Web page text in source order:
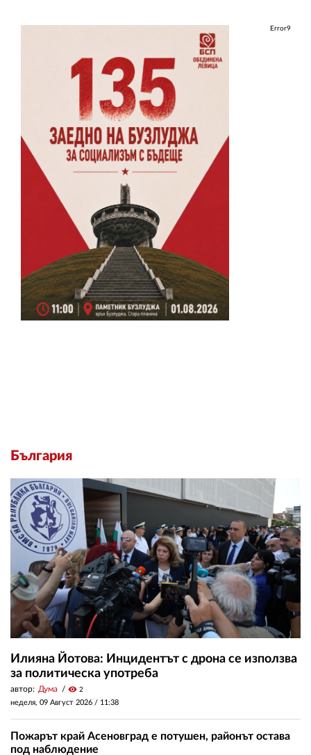
Error9
България
Илияна Йотова: Инцидентът с дрона се използва
за политическа употреба
автор: Дума visibility 2
неделя, 09 Август 2026 / 11:38
Пожарът край Асеновград е потушен, районът остава
под наблюдение